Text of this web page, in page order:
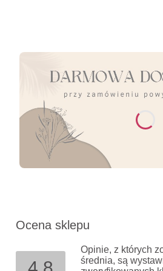
Ocena sklepu
Opinie, z których
średnia, są